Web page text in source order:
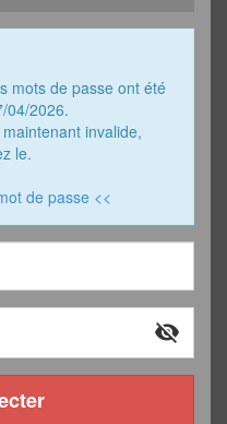
mots de passe ont été
04/2026.
invalide,
le.
de passe <<
visibility_off